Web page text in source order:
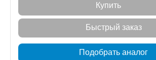
Купить
Быстрый заказ
Подобрать аналог